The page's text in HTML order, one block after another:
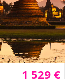
1 529 €